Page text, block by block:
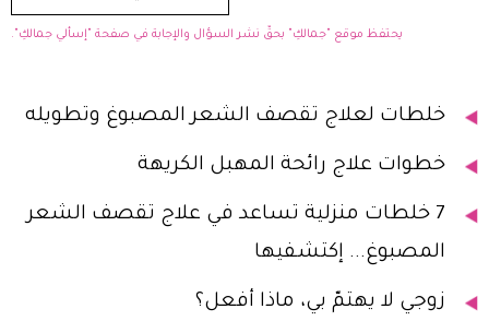
يحتفظ موقع "جمالكِ" بحقّ نشر السؤال والإجابة في صفحة "إسألي جمالكِ".
خلطات لعلاج تقصف الشعر المصبوغ وتطويله
خطوات علاج رائحة المهبل الكريهة
7 خلطات منزلية تساعد في علاج تقصف الشعر
المصبوغ... إكتشفيها
زوجي لا يهتمّ بي، ماذا أفعل؟